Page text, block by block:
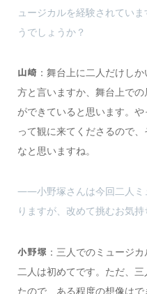
ュージカルを経験されてい
うでしょうか？
山崎 ：舞台上に二人だけし
方と言いますか、舞台上で
ができていると思います。
って観に来てくださるので
なと思いますね。
――小野塚さんは今回二人ミ
りますが、改めて挑むお気
小野塚：三人でのミュージカ
二人は初めてです。ただ、
たので、ある程度の想像は